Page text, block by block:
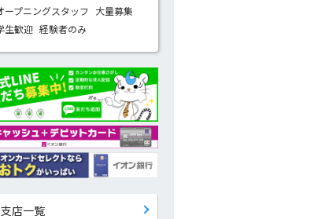
ープニングスタッフ 大量募集
生歓迎 経験者のみ
支店一覧